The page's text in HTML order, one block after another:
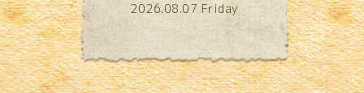
2026.08.07 Friday